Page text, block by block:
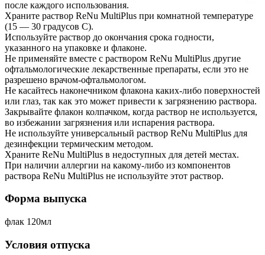
после каждого использования.
Храните раствор ReNu MultiPlus при комнатной температуре
(15 — 30 градусов С).
Используйте раствор до окончания срока годности,
указанного на упаковке и флаконе.
Не применяйте вместе с раствором ReNu MultiPlus другие
офтальмологические лекарственные препараты, если это не
разрешено врачом-офтальмологом.
Не касайтесь наконечником флакона каких-либо поверхностей
или глаз, так как это может привести к загрязнению раствора.
Закрывайте флакон колпачком, когда раствор не используется,
во избежании загрязнения или испарения раствора.
Не используйте универсальный раствор ReNu MultiPlus для
дезинфекции термическим методом.
Храните ReNu MultiPlus в недоступных для детей местах.
При наличии аллергии на какому-либо из компонентов
раствора ReNu MultiPlus не используйте этот раствор.
Форма выпуска
флак 120мл
Условия отпуска